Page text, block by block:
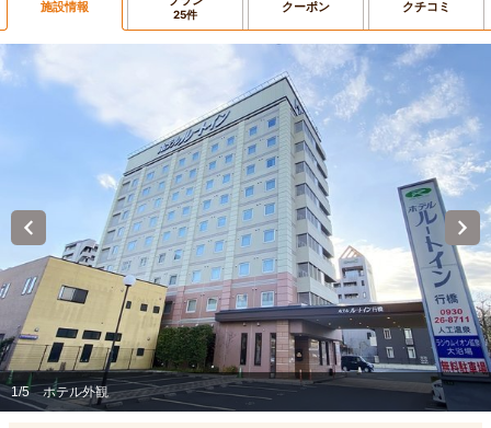
施設情報 25件 クーポン クチコミ
1/5 ホテル外観